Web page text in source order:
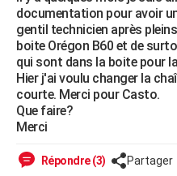
Guides de France
Escapades
Patrimoine
Expositions
Musées
Week-end nature
+LIFESTYLE
Art de vivre
Bien-être
Loisirs
Mode
Modes de vie
SANTE
Alimentation
Guide de la santé
Maladies
Médicaments
Sommeil
VOYAGE
Destinations
City break
Voyage nature
Voyage de noces
Forum
Climat
+PHOTO
GUIDES D'ACHAT
documentation pour avoir
gentil technicien après
boite Orégon B60 et de
qui sont dans la boite pour
Hier j'ai voulu changer la
courte. Merci pour Casto.
Que faire?
Merci
Répondre (3) Partager